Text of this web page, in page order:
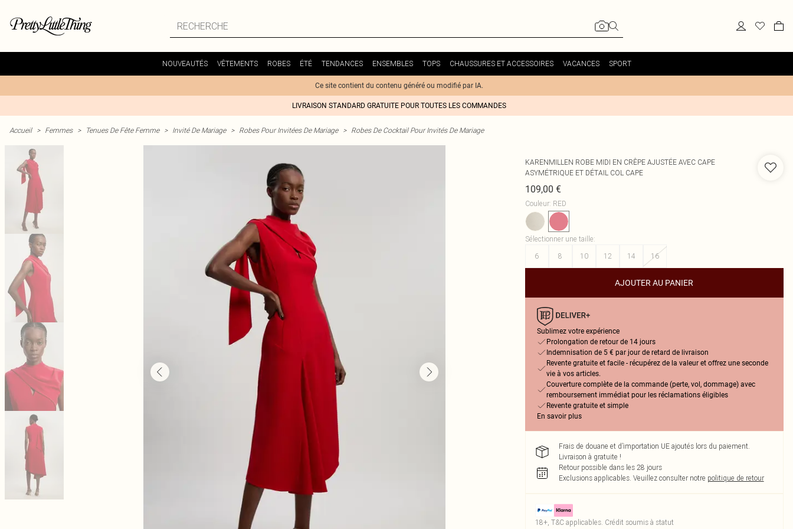
NOUVEAUTÉS VÊTEMENTS ROBES ÉTÉ TENDANCES ENSEMBLES TOPS CHAUSSURES ET ACCESSOIRES VACANCES SPORT
Ce site contient du contenu généré ou modifié par IA.
LIVRAISON STANDARD GRATUITE POUR TOUTES LES COMMANDES
Accueil > Femmes > Tenues De Fête Femme > Invité De Mariage > Robes Pour Invitées De Mariage > Robes De Cocktail Pour Invités De Mariage
KARENMILLEN ROBE MIDI EN CRÊPE AJUSTÉE AVEC CAPE
ASYMÉTRIQUE ET DÉTAIL COL CAPE
109,00 €
Couleur: RED
Sélectionner une taille:
6
8 10 12 14 16
AJOUTER AU PANIER
Sublimez votre expérience
Prolongation de retour de 14 jours
Indemnisation de 5 € par jour de retard de livraison
Revente gratuite et facile - récupérez de la valeur et offrez une seconde
vie à vos articles.
Couverture complète de la commande (perte, vol, dommage) avec
remboursement immédiat pour les réclamations éligibles
Revente gratuite et simple
En savoir plus
Frais de douane et d’importation UE ajoutés lors du paiement.
Livraison à gratuite !
Retour possible dans les 28 jours
Exclusions applicables. Veuillez consulter notre politique de retour
18+, T&C applicables. Crédit soumis à statut